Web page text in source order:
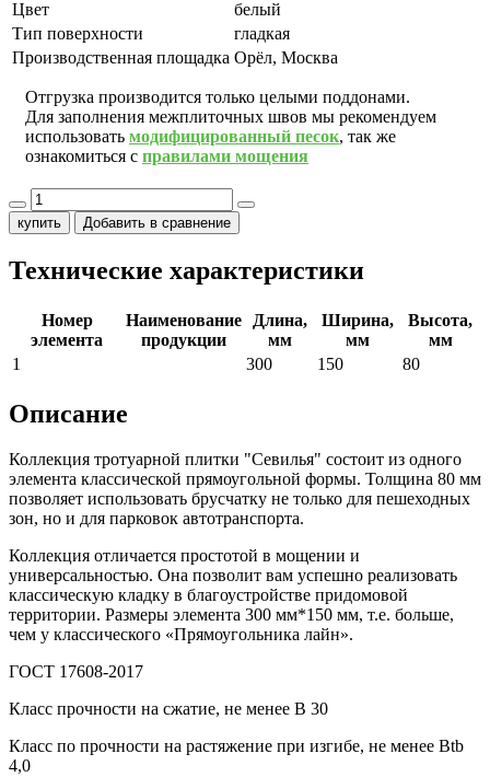
Цвет
белый
Тип поверхности
гладкая
Производственная площадка Орёл, Москва
Отгрузка производится только целыми поддонами.
Для заполнения межплиточных швов мы рекомендуем
использовать модифицированный песок, так же
ознакомиться с правилами мощения
купить Добавить в сравнение
Технические характеристики
Номер
элемента
Наименование
продукции
Длина,
мм
Ширина,
мм
Высота,
мм
1
300 150 80
Описание
Коллекция тротуарной плитки "Севилья" состоит из одного
элемента классической прямоугольной формы. Толщина 80 мм
позволяет использовать брусчатку не только для пешеходных
зон, но и для парковок автотранспорта.
Коллекция отличается простотой в мощении и
универсальностью. Она позволит вам успешно реализовать
классическую кладку в благоустройстве придомовой
территории. Размеры элемента 300 мм*150 мм, т.е. больше,
чем у классического «Прямоугольника лайн».
ГОСТ 17608-2017
Класс прочности на сжатие, не менее В 30
Класс по прочности на растяжение при изгибе, не менее Вtb
4,0